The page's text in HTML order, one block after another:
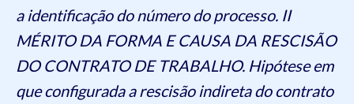
a identificação do número do processo. II
MÉRITO DA FORMA E CAUSA DA RESCISÃO
DO CONTRATO DE TRABALHO. Hipótese em
que configurada a rescisão indireta do contrato